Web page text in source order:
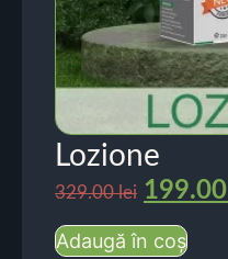
Lozione
329.00lei 199.00
Adaugă în coș